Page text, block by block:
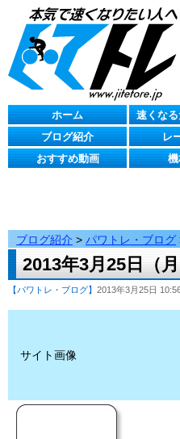
ホーム
速くな
ブログ紹介
レ
おすすめ動画
機
ブログ紹介 > パワトレ・ブログ
2013年3月25日（
【パワトレ・ブログ】 2013年3月25日
サイト画像